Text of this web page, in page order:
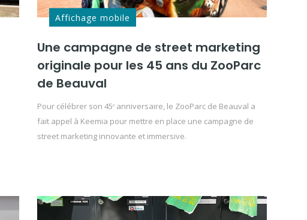
Affichage mobile
Une campagne de street marketing
originale pour les 45 ans du ZooParc
de Beauval
Pour célébrer son 45ᵉ anniversaire, le ZooParc de Beauval a
fait appel à Keemia pour mettre en place une campagne de
street marketing innovante et immersive.